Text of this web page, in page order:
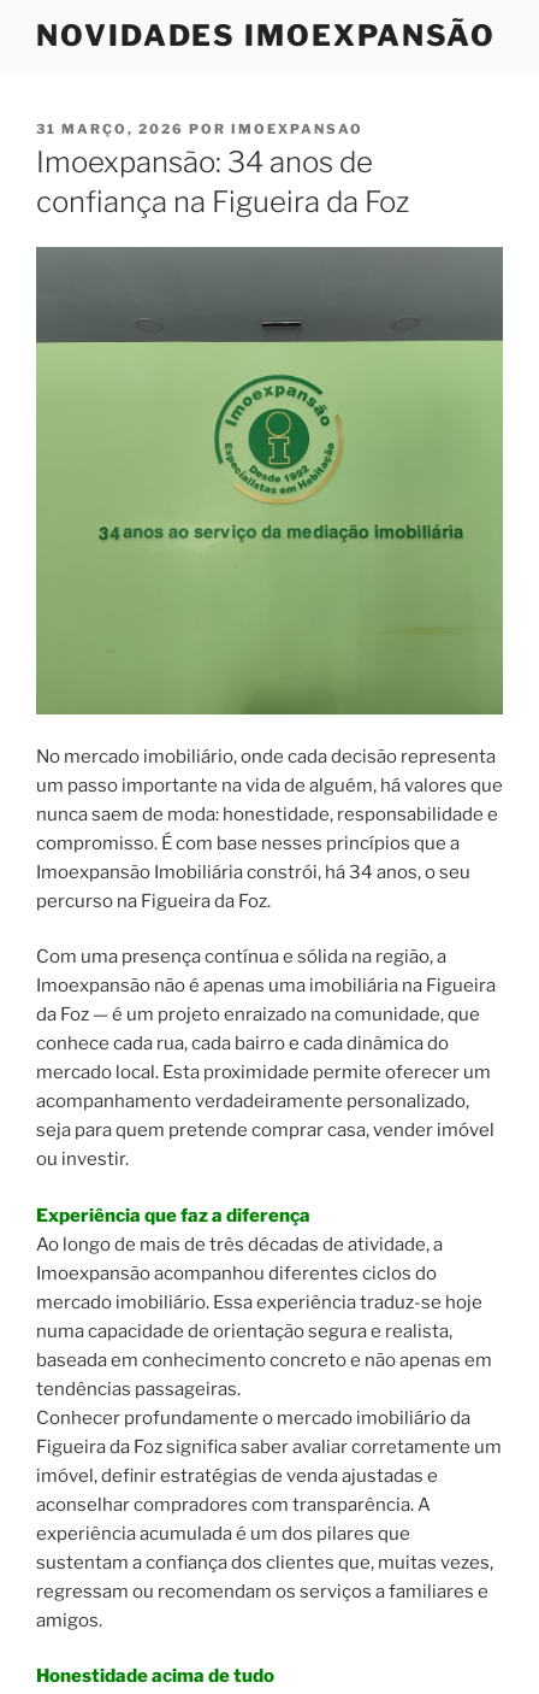
NOVIDADES IMOEXPANSÃO
PUBLICADO
EM
31 MARÇO, 2026 POR IMOEXPANSAO
Imoexpansão: 34 anos de
confiança na Figueira da Foz
No mercado imobiliário, onde cada decisão representa
um passo importante na vida de alguém, há valores que
nunca saem de moda: honestidade, responsabilidade e
compromisso. É com base nesses princípios que a
Imoexpansão Imobiliária constrói, há 34 anos, o seu
percurso na Figueira da Foz.
Com uma presença contínua e sólida na região, a
Imoexpansão não é apenas uma imobiliária na Figueira
da Foz — é um projeto enraizado na comunidade, que
conhece cada rua, cada bairro e cada dinâmica do
mercado local. Esta proximidade permite oferecer um
acompanhamento verdadeiramente personalizado,
seja para quem pretende comprar casa, vender imóvel
ou investir.
Experiência que faz a diferença
Ao longo de mais de três décadas de atividade, a
Imoexpansão acompanhou diferentes ciclos do
mercado imobiliário. Essa experiência traduz-se hoje
numa capacidade de orientação segura e realista,
baseada em conhecimento concreto e não apenas em
tendências passageiras.
Conhecer profundamente o mercado imobiliário da
Figueira da Foz significa saber avaliar corretamente um
imóvel, definir estratégias de venda ajustadas e
aconselhar compradores com transparência. A
experiência acumulada é um dos pilares que
sustentam a confiança dos clientes que, muitas vezes,
regressam ou recomendam os serviços a familiares e
amigos.
Honestidade acima de tudo